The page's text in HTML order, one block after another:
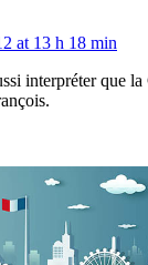
at 13 h 18 min
interpréter que la